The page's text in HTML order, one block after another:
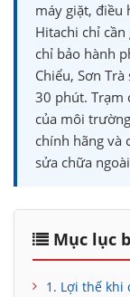
máy giặt, điều
Hitachi chỉ
chỉ bảo hành
Chiểu, Sơn
30 phút. Trạm
của môi
chính hãng và
sửa chữa
Mục lục
1. Lợi thế khi